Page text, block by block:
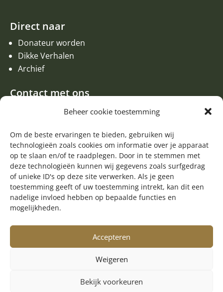
Beheer cookie toestemming
Om de beste ervaringen te bieden, gebruiken wij
technologieën zoals cookies om informatie over je apparaat
op te slaan en/of te raadplegen. Door in te stemmen met
deze technologieën kunnen wij gegevens zoals surfgedrag
of unieke ID's op deze site verwerken. Als je geen
toestemming geeft of uw toestemming intrekt, kan dit een
nadelige invloed hebben op bepaalde functies en
mogelijkheden.
Accepteren
Weigeren
Bekijk voorkeuren
Direct naar
Donateur worden
Dikke Verhalen
Archief
Contact met ons
Een aanvraag of oproep plaatsen
Contact met de redactie van de Zwerfsteen
Algemene informatie
 Volg ons op Facebook
© Copyright 2025 Stichting Harm Tiesing